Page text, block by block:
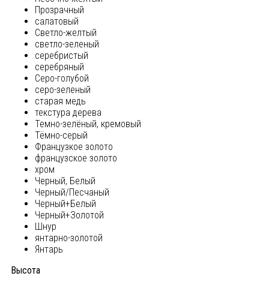
Прозрачный
салатовый
Светло-желтый
светло-зеленый
серебристый
серебряный
Серо-голубой
серо-зеленый
старая медь
текстура дерева
Темно-зелёный, кремовый
Тёмно-серый
Французкое золото
французское золото
хром
Черный, Белый
Черный/Песчаный
Черный+Белый
Черный+Золотой
Шнур
янтарно-золотой
Янтарь
Высота